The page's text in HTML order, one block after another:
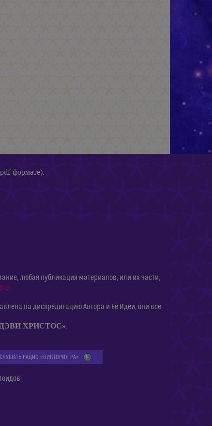
формате):
любая публикация материалов, или их части,
.
на дискредитацию Автора и Её Идеи, они все
ДЭВИ ХРИСТОС».
СЛУШАТЬ РАДИО «ВИКТОРИЯ РА»